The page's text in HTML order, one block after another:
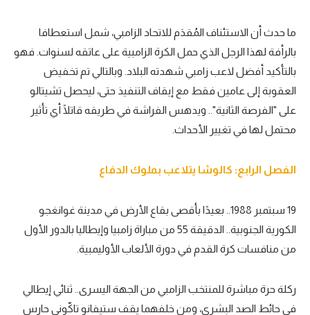
ما حدث أن الاستئناف المُقدَم للاتحاد الزامبي، شمل استعطافا
بالرأفة لهذا الرجل الذي حمل الكرة الزامبية على عاتقه لسنوات. فهو
بالتأكيد أفضل لاعب زامبي شهدته البلاد. وبالتالي تم تخفيض
العقوبة إلى عامين فقط مع إيقاف التنفيذ حتى، ليحصل تشيتالو
على "الفرصة الثانية".. ويدهس الفراشة في طريقه قاتلًا أي تأثير
محتمل لها في تغيير الأحداث.
الفصل الرابع: كالوشا يتلاعب بملوك الدفاع
19 سبتمبر 1988.. بعيدًا بأقصى بقاع الأرض في مدينة غوانغجو
الكورية الجنوبية.. الدقيقة 55 من مباراة زامبيا وإيطاليا بالدور الأول
من منافسات كرة القدم في دورة الألعاب الأوليمبية.
ركلة حرة مباشرة للمنتخب الزامبي من الجهة اليسرى.. ثنائي إيطالي
في حائط الصد البشري، ومن خلفهما يقف ستيفانو تاكّوني حارس